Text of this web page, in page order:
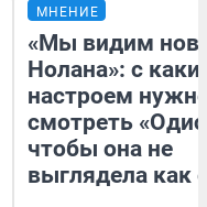
МНЕНИЕ
«Мы видим
Нолана»: с
настроем
смотреть
чтобы она не
выглядела как